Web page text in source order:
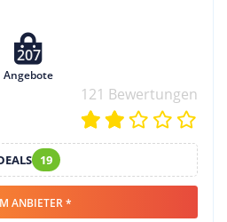
207
Angebote
121 Bewertungen
19
ANBIETER *